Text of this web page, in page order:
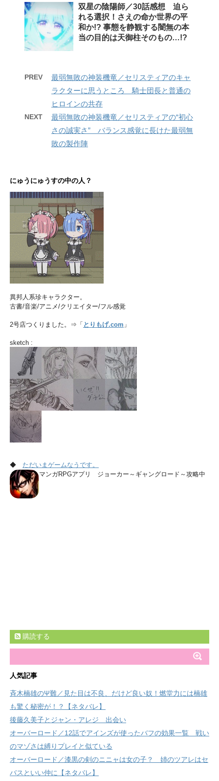
双星の陰陽師／30話感想 迫ら
れる選択！さえの命か世界の平
和か!? 事態を静観する闇無の本
当の目的は天御柱そのもの…!?
PREV
最弱無敗の神装機竜／セリスティアのキャ
ラクターに思うところ 騎士団長と普通の
ヒロインの共存
NEXT
最弱無敗の神装機竜／セリスティアの“初心
さの誠実さ” バランス感覚に長けた最弱無
敗の製作陣
にゅうにゅうすの中の人？
異邦人系珍キャラクター。
古書/音楽/アニメ/クリエイター/フル感覚
2号店つくりました。⇒「 とりもげ.com 」
sketch :
◆ ただいまゲームなうです。
マンガRPGアプリ ジョーカー～ギャングロード～攻略中
購読する
人気記事
斉木楠雄のΨ難／見た目は不良、だけど良い奴！燃堂力には楠雄
も驚く秘密が！？【ネタバレ】
後藤久美子とジャン・アレジ 出会い
オーバーロード／12話でアインズが使ったバフの効果一覧 戦い
のマゾさは縛りプレイと似ている
オーバーロード／漆黒の剣のニニャは女の子？ 姉のツアレはセ
バスといい仲に【ネタバレ】